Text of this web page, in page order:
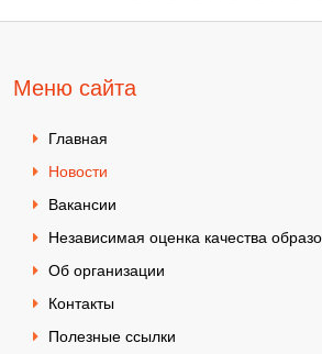
Меню сайта
Главная
Новости
Вакансии
Независимая оценка качества
Об организации
Контакты
Полезные ссылки